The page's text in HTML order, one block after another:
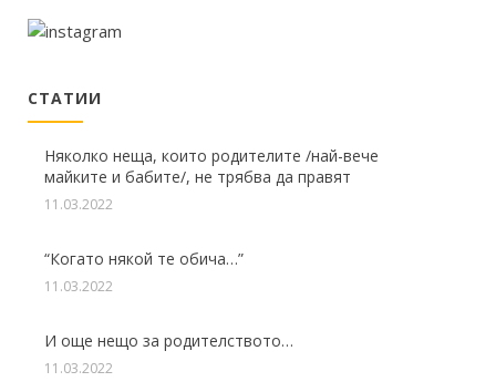
СТАТИИ
Няколко неща, които родителите /най-вече
майките и бабите/, не трябва да правят
11.03.2022
“Когато някой те обича…”
11.03.2022
И още нещо за родителството…
11.03.2022